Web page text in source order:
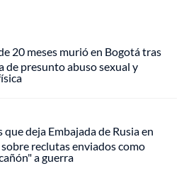
20 meses murió en Bogotá tras
de presunto abuso sexual y
que deja Embajada de Rusia en
reclutas enviados como
a guerra